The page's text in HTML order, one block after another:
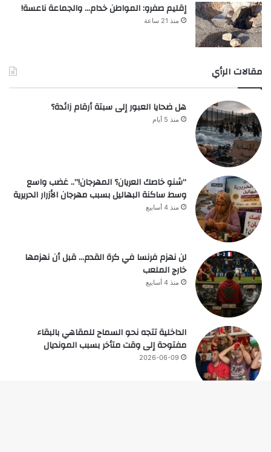
إقليم صفرو: المواطن خدام… والجماعة ناعسة!
منذ 21 ساعة
مقالات الرأي
هل ضحايا العبور إلى سبتة أرقام زائدة؟
منذ 5 أيام
“شنو خاصك العريان؟ المهرجان!”.. غضب واسع
وسط ساكنة البهاليل بسبب مهرجان الأزرار الحريرية
منذ 4 أسابيع
لن نهزم فرنسا في كرة القدم… قبل أن نهزمها
خارج الملعب
منذ 4 أسابيع
الداخلية تتجه نحو السماح للمقاهي بالبقاء
مفتوحة إلى وقت متأخر بسبب المونديال
2026-06-09